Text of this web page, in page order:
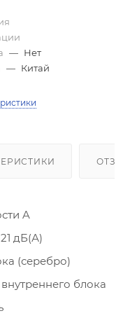
— Нет
— Китай
A
дБ(А)
(серебро)
блока